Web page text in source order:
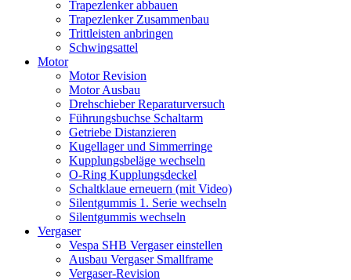
Trapezlenker abbauen
Trapezlenker Zusammenbau
Trittleisten anbringen
Schwingsattel
Motor
Motor Revision
Motor Ausbau
Drehschieber Reparaturversuch
Führungsbuchse Schaltarm
Getriebe Distanzieren
Kugellager und Simmerringe
Kupplungsbeläge wechseln
O-Ring Kupplungsdeckel
Schaltklaue erneuern (mit Video)
Silentgummis 1. Serie wechseln
Silentgummis wechseln
Vergaser
Vespa SHB Vergaser einstellen
Ausbau Vergaser Smallframe
Vergaser-Revision